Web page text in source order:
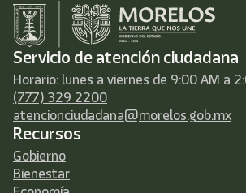
Servicio de atención ciudadana
Horario: lunes a viernes de 9:00 AM a
(777) 329 2200
atencionciudadana@morelos.gob.mx
Recursos
Gobierno
Bienestar